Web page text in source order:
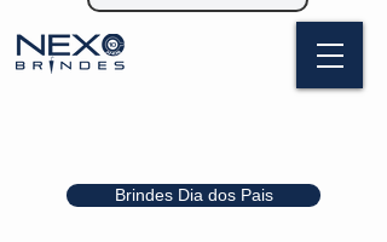
Brindes Dia dos Pais